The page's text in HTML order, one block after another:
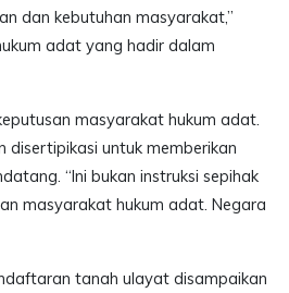
dan kebutuhan masyarakat,”
adat yang hadir dalam
masyarakat hukum adat.
untuk memberikan
“Ini bukan instruksi sepihak
masyarakat hukum adat. Negara
tanah ulayat disampaikan